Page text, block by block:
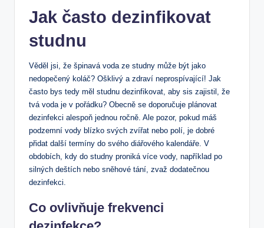
Jak často dezinfikovat
studnu
Věděl jsi, že špinavá voda ze studny může být jako
nedopečený koláč? Ošklivý a zdraví neprospívající! Jak
často bys tedy měl studnu dezinfikovat, aby sis zajistil, že
tvá voda je v pořádku? Obecně se doporučuje plánovat
dezinfekci alespoň jednou ročně. Ale pozor, pokud máš
podzemní vody blízko svých zvířat nebo polí, je dobré
přidat další termíny do svého diářového kalendáře. V
obdobích, kdy do studny proniká více vody, například po
silných deštích nebo sněhové tání, zvaž dodatečnou
dezinfekci.
Co ovlivňuje frekvenci